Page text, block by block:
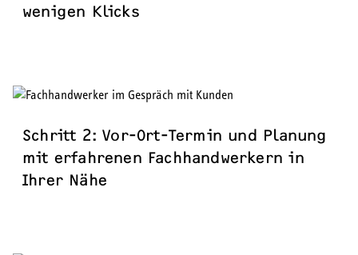
wenigen Klicks
Schritt 2: Vor-Ort-Termin und Planung
mit erfahrenen Fachhandwerkern in
Ihrer Nähe